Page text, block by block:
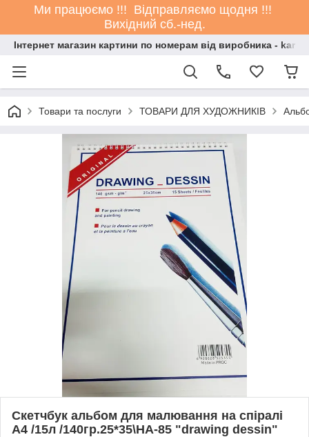
Ми працюємо !!! Відправляємо щодня !!!
Вихідний сб.-нед.
Інтернет магазин картини по номерам від виробника -
Товари та послуги ТОВАРИ ДЛЯ ХУДОЖНИКІВ
Скетчбук альбом для малювання на спіралі
А4 /15л /140гр.25*35\HA-85 "drawing dessin"